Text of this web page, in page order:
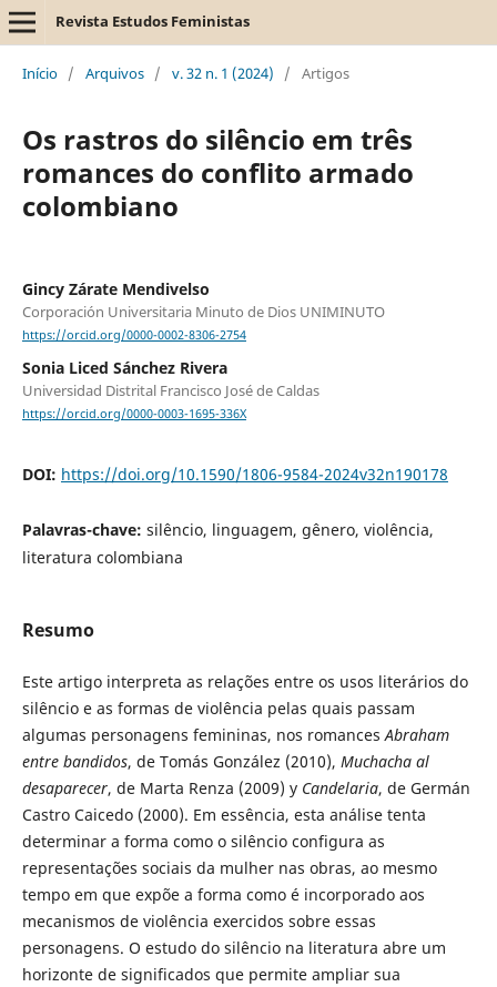
Revista Estudos Feministas
Início / Arquivos / v. 32 n. 1 (2024) / Artigos
Os rastros do silêncio em três
romances do conflito armado
colombiano
Gincy Zárate Mendivelso
Corporación Universitaria Minuto de Dios UNIMINUTO
https://orcid.org/0000-0002-8306-2754
Sonia Liced Sánchez Rivera
Universidad Distrital Francisco José de Caldas
https://orcid.org/0000-0003-1695-336X
DOI: https://doi.org/10.1590/1806-9584-2024v32n190178
Palavras-chave: silêncio, linguagem, gênero, violência,
literatura colombiana
Resumo
Este artigo interpreta as relações entre os usos literários do
silêncio e as formas de violência pelas quais passam
algumas personagens femininas, nos romancesAbraham
entre bandidos, de Tomás González (2010), Muchacha al
desaparecer, de Marta Renza (2009) y Candelaria, de Germán
Castro Caicedo (2000). Em essência, esta análise tenta
determinar a forma como o silêncio configura as
representações sociais da mulher nas obras, ao mesmo
tempo em que expõe a forma como é incorporado aos
mecanismos de violência exercidos sobre essas
personagens. O estudo do silêncio na literatura abre um
horizonte de significados que permite ampliar sua